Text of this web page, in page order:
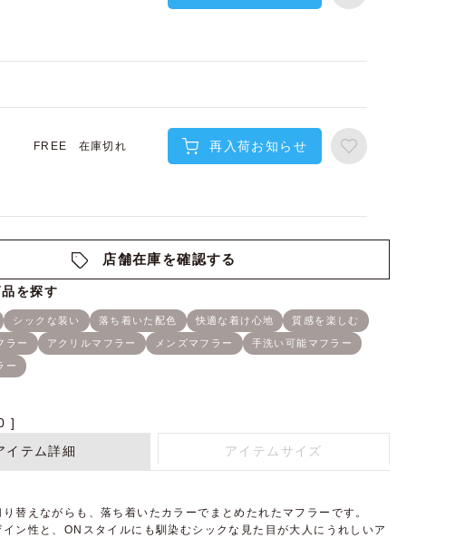
FREE 在庫切れ 再入荷お知らせ
店舗在庫を確認する
イテム詳細
アイテムサイズ
替えながらも、落ち着いたカラーでまとめたれたマフラーです。
イン性と、ONスタイルにも馴染むシックな見た目が大人にうれしいア